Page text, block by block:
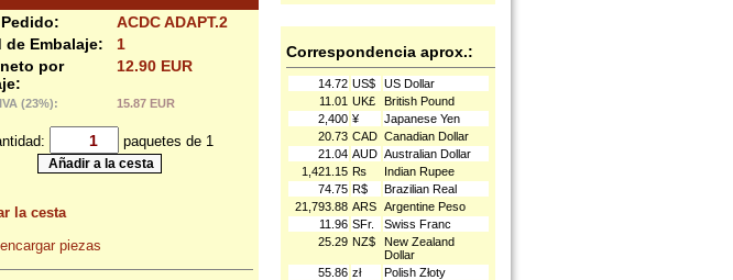
ACDC ADAPT.2
de Embalaje:
1
por
12.90 EUR
(23%): 15.87 EUR
paquetes de 1
la cesta
piezas
Correspondencia aprox.:
14.72 US$
US Dollar
11.01 UK£
British Pound
2,400 ¥
Japanese Yen
20.73 CAD Canadian Dollar
21.04 AUD Australian Dollar
1,421.15 ₨
Indian Rupee
74.75 R$
Brazilian Real
21,793.88 ARS Argentine Peso
11.96 SFr.
Swiss Franc
25.29 NZ$
New Zealand
Dollar
55.86 zł
Polish Złoty